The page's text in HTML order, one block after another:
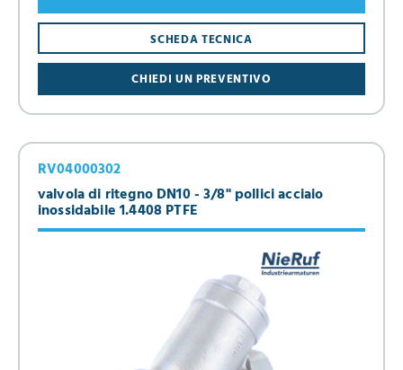
CHIEDI UN PREVENTIVO
SCHEDA TECNICA
valvola di ritegno DN10 - 3/8" pollici acciaio
inossidabile 1.4408 PTFE
RV04000302